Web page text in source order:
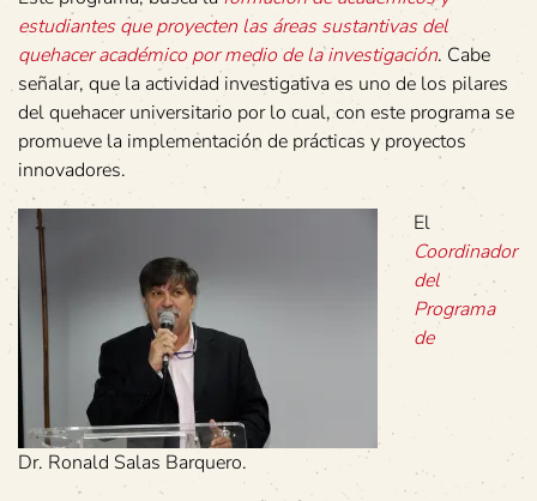
estudiantes que proyecten las áreas sustantivas del
quehacer académico por medio de la investigación. Cabe
señalar, que la actividad investigativa es uno de los pilares
del quehacer universitario por lo cual, con este programa se
promueve la implementación de prácticas y proyectos
innovadores.
Dr. Ronald Salas Barquero.
El
Coordinador
del
Programa
de